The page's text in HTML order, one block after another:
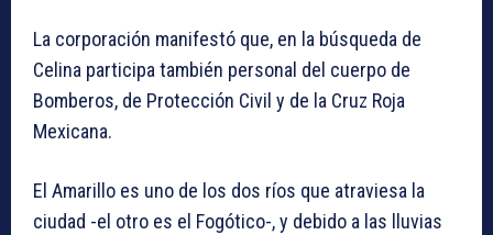
La corporación manifestó que, en la búsqueda de
Celina participa también personal del cuerpo de
Bomberos, de Protección Civil y de la Cruz Roja
Mexicana.
El Amarillo es uno de los dos ríos que atraviesa la
ciudad -el otro es el Fogótico-, y debido a las lluvias